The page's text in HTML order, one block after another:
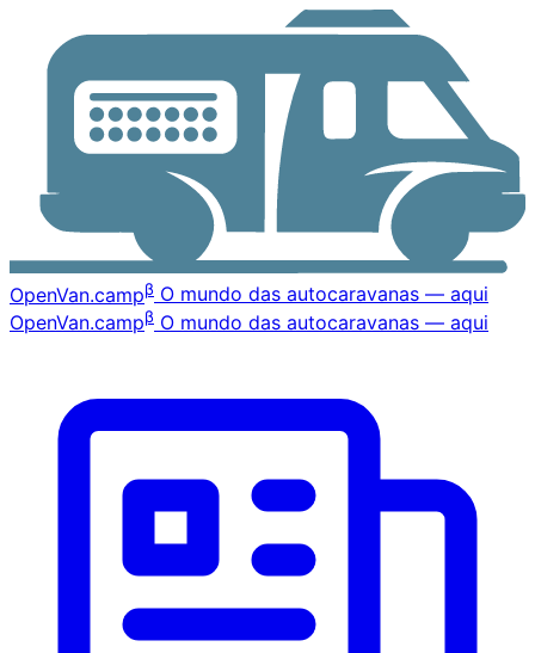
OpenVan.campβ O mundo das autocaravanas — aqui
OpenVan.campβ O mundo das autocaravanas — aqui